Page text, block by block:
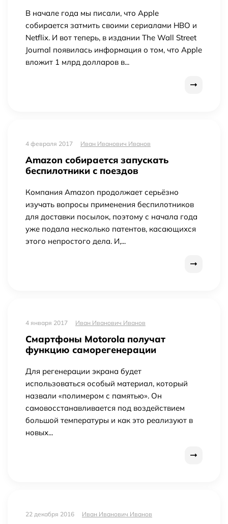
В начале года мы писали, что Apple
собирается затмить своими сериалами HBO и
Netflix. И вот теперь, в издании The Wall Street
Journal появилась информация о том, что Apple
вложит 1 млрд долларов в...
4 февраля 2017 Иван Иванович Иванов
Amazon собирается запускать
беспилотники с поездов
Компания Amazon продолжает серьёзно
изучать вопросы применения беспилотников
для доставки посылок, поэтому с начала года
уже подала несколько патентов, касающихся
этого непростого дела. И,...
4 января 2017 Иван Иванович Иванов
Смартфоны Motorola получат
функцию саморегенерации
Для регенерации экрана будет
использоваться особый материал, который
назвали «полимером с памятью». Он
самовосстанавливается под воздействием
большой температуры и как это реализуют в
новых...
22 декабря 2016 Иван Иванович Иванов